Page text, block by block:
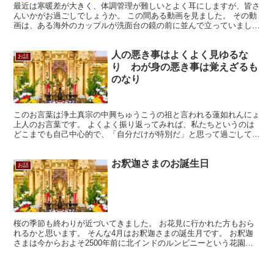
最近は寒暖差が大きく、体調管理が難しいとよく耳にしますが、皆さ
んいかがお過ごしでしょうか。 この間ある動画を見ました。 その動
画は、ある海外のカップルが洗面台の鏡の前に並んで立っていまし
お話
人の悪き事はよくよく見ゆるな
り わが身の悪き事は覚えざるも
のなり
このお言葉は浄土真宗の中興ちゅうこうの祖と言われる蓮如れんにょ
上人のお言葉です。 よくよく振り返ってみれば、私たちというのは
どこまでも自己中心的で、「自分だけが特別だ」と思って過ごしてい
お話 お釈迦さまのお誕生日
桜の季節も終わりが近づいてきました。 お花見に行かれた方もおら
れるかと思います。 そんな4月はお釈迦さまの誕生月です。 お釈迦
さまは今からおよそ2500年前に北インドのルンビニーという花園で